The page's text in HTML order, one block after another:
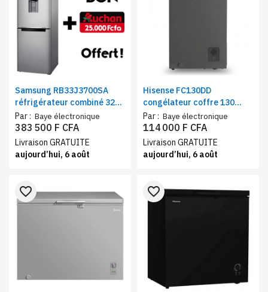
Samsung RB33J3700SA
réfrigérateur combiné 321
litre classe A+ | Frigo et
congélateur bas avec
distributeur d'eau + bon
Auchan
Par : Baye électronique
383 500 F CFA
Livraison GRATUITE
aujourd’hui, 6 août
Hisense FC130DD
congélateur coffre 130
litres fast freeze classe A+
Par : Baye électronique
114 000 F CFA
Livraison GRATUITE
aujourd’hui, 6 août
favorite_border favorite_border